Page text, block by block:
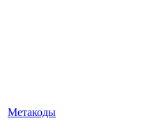
Метакоды